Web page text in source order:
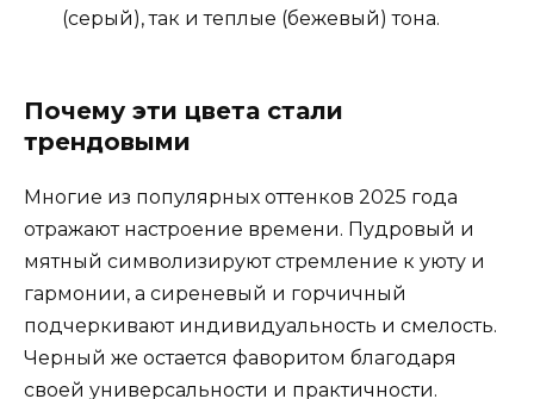
(серый), так и теплые (бежевый) тона.
Почему эти цвета стали
трендовыми
Многие из популярных оттенков 2025 года
отражают настроение времени. Пудровый и
мятный символизируют стремление к уюту и
гармонии, а сиреневый и горчичный
подчеркивают индивидуальность и смелость.
Черный же остается фаворитом благодаря
своей универсальности и практичности.